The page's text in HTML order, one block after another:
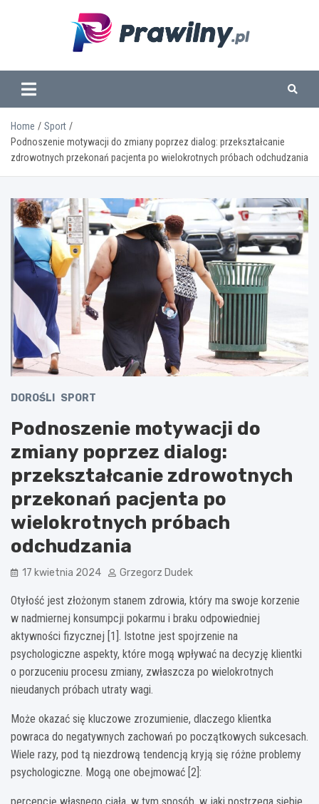
www.prawilny.pl
Home
Sport
Podnoszenie motywacji do zmiany poprzez dialog: przekształcanie
zdrowotnych przekonań pacjenta po wielokrotnych próbach odchudzania
DOROŚLI SPORT
Podnoszenie motywacji do
zmiany poprzez dialog:
przekształcanie zdrowotnych
przekonań pacjenta po
wielokrotnych próbach
odchudzania
17 kwietnia 2024 Grzegorz Dudek
Otyłość jest złożonym stanem zdrowia, który ma swoje korzenie
w nadmiernej konsumpcji pokarmu i braku odpowiedniej
aktywności fizycznej [1]. Istotne jest spojrzenie na
psychologiczne aspekty, które mogą wpływać na decyzję klientki
o porzuceniu procesu zmiany, zwłaszcza po wielokrotnych
nieudanych próbach utraty wagi.
Może okazać się kluczowe zrozumienie, dlaczego klientka
powraca do negatywnych zachowań po początkowych sukcesach.
Wiele razy, pod tą niezdrową tendencją kryją się różne problemy
psychologiczne. Mogą one obejmować [2]: